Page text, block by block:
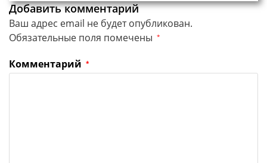
Добавить комментарий
Ваш адрес email не будет опубликован.
Обязательные поля помечены *
Комментарий *